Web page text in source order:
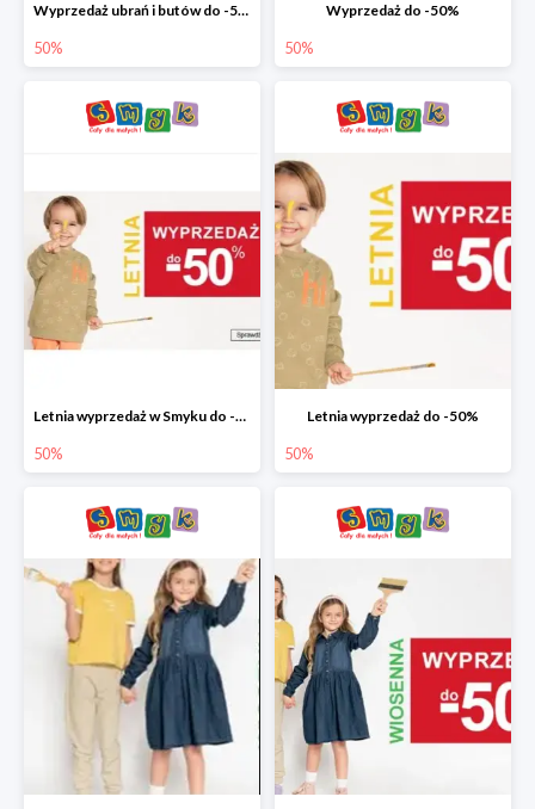
Wyprzedaż ubrań i butów do -50%
50%
Wyprzedaż do -50%
50%
Letnia wyprzedaż w Smyku do -50%
50%
Letnia wyprzedaż do -50%
50%